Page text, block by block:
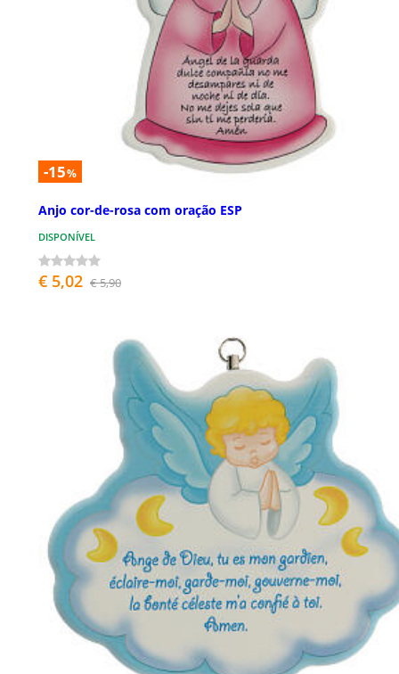
-15%
Anjo cor-de-rosa com oração ESP
DISPONÍVEL
€ 5,02 € 5,90